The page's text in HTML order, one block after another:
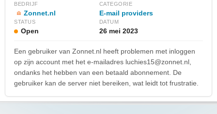
BEDRIJF
Zonnet.nl
CATEGORIE
E-mail providers
STATUS
Open
DATUM
26 mei 2023
Een gebruiker van Zonnet.nl heeft problemen met inloggen
op zijn account met het e-mailadres luchies15@zonnet.nl
ondanks het hebben van een betaald abonnement. De
gebruiker kan de server niet bereiken, wat leidt tot frustratie.